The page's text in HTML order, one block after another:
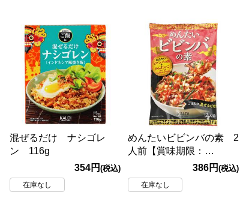
混ぜるだけ ナシゴレ
ン 116g
354円(税込)
在庫なし
めんたいビビンバの素 2
人前【賞味期限：
386円 (税込)
在庫なし